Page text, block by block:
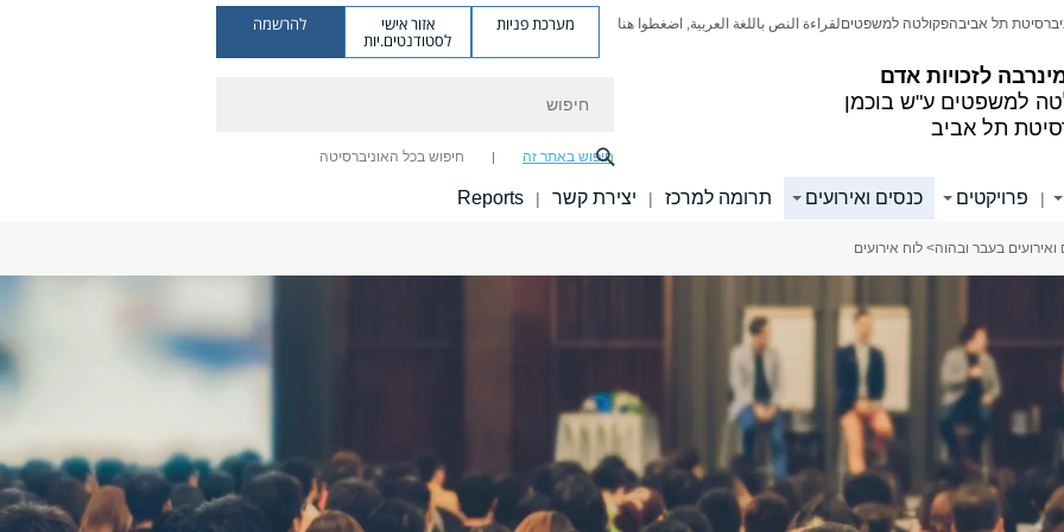
לזכויות אדם
למשפטים ע"ש בוכמן
תל אביב
תל אביבהפקולטה למשפטיםلقراءة النص باللغة العربية, اضغطوا هنا מערכת פניות אזור אישי
לסטודנטים.יות
להרשמה
חיפוש באתר זה חיפוש בכל האוניברסיטה
| פרויקטים כנסים ואירועים תרומה למרכז | יצירת קשר |
Reports
ואירועים בעבר ובהוה> לוח אירועים